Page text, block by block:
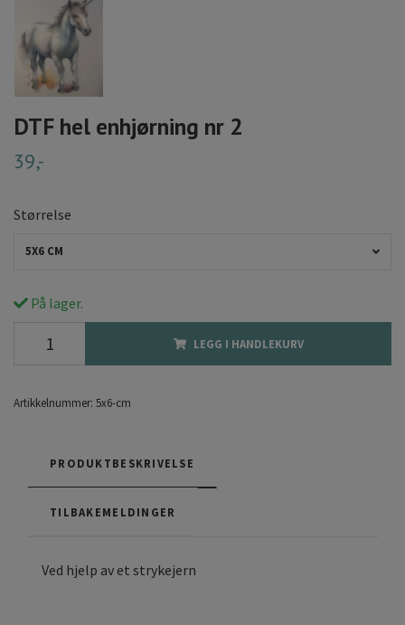
DTF hel enhjørning nr 2
39,-
Størrelse
5X6 CM
På lager.
LEGG I HANDLEKURV
Artikkelnummer: 5x6-cm
PRODUKTBESKRIVELSE
TILBAKEMELDINGER
Ved hjelp av et strykejern